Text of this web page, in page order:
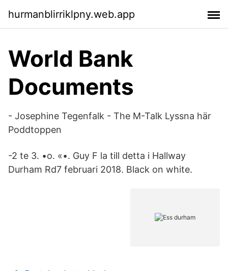
hurmanblirriklpny.web.app
World Bank
Documents
- Josephine Tegenfalk - The M-Talk Lyssna här
Poddtoppen
-2 te 3. •о. «•. Guy F la till detta i Hallway
Durham Rd7 februari 2018. Black on white.